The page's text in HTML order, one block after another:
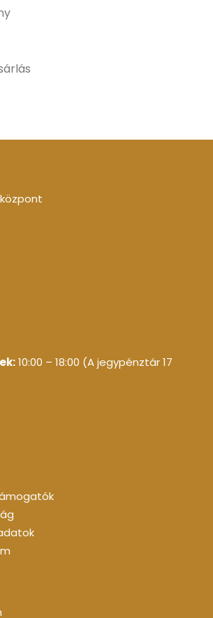
10:00 – 18:00 (A jegypénztár 17